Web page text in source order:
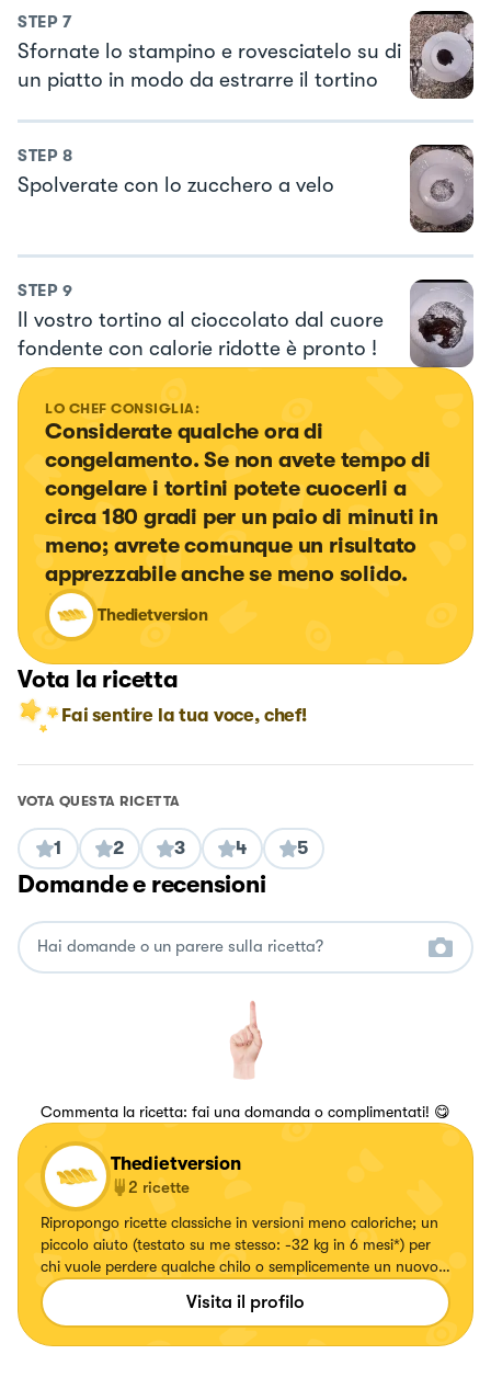
STEP 7
Sfornate lo stampino e rovesciatelo su di
un piatto in modo da estrarre il tortino
STEP 8
Spolverate con lo zucchero a velo
STEP 9
Il vostro tortino al cioccolato dal cuore
fondente con calorie ridotte è pronto !
LO CHEF CONSIGLIA:
Considerate qualche ora di
congelamento. Se non avete tempo di
congelare i tortini potete cuocerli a
circa 180 gradi per un paio di minuti in
meno; avrete comunque un risultato
apprezzabile anche se meno solido.
Thedietversion
Vota la ricetta
Fai sentire la tua voce, chef!
VOTA QUESTA RICETTA
1 2 3 4 5
Domande e recensioni
Commenta la ricetta: fai una domanda o complimentati! 😋
Thedietversion
2 ricette
Ripropongo ricette classiche in versioni meno caloriche; un
piccolo aiuto (testato su me stesso: -32 kg in 6 mesi*) per
chi vuole perdere qualche chilo o semplicemente un nuovo
modo di interpretare la tradizione culinaria. * ovviamente
nel contesto di una dieta completa e strutturata
Visita il profilo